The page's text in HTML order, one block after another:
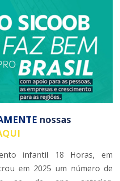
nossas
infantil 18 Horas, em
em 2025 um número de